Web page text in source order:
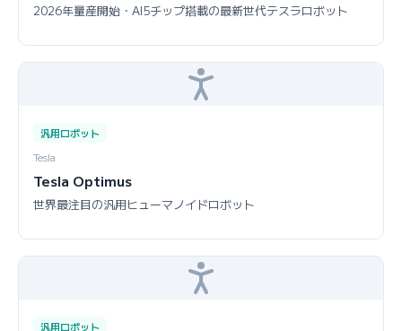
2026年量産開始・AI5チップ搭載の最新世代テスラロボット
汎用ロボット
Tesla
Tesla Optimus
世界最注目の汎用ヒューマノイドロボット
汎用ロボット